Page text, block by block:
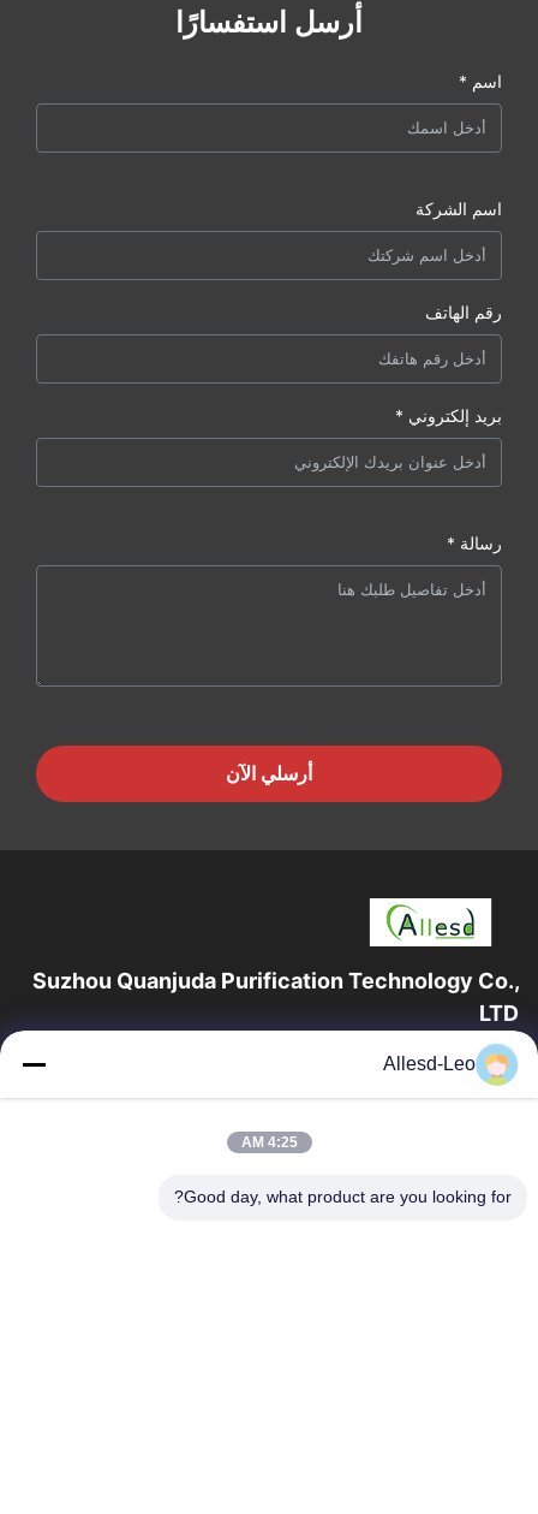
أرسل استفسارًا
اسم *
اسم الشركة
رقم الهاتف
بريد إلكتروني *
رسالة *
أرسلي الآن
Suzhou Quanjuda Purification Technology Co.,
LTD
16 عامًا من الخبرة ، بصفتنا مصنعًا ومصدرًا رائدًا لمنتجات البيئة والتنمية
المستدامة وغرف الأبحاث ، فإننا نقدم مجموعة كاملة من معدات
الصفحة الرئيسية
منتجات
Allesd-Leo
4:25 AM
Good day, what product are you looking for?